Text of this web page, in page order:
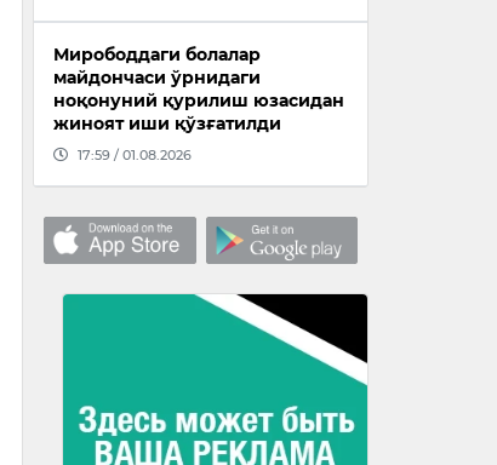
Мирободдаги болалар
майдончаси ўрнидаги
ноқонуний қурилиш юзасидан
жиноят иши қўзғатилди
17:59 / 01.08.2026